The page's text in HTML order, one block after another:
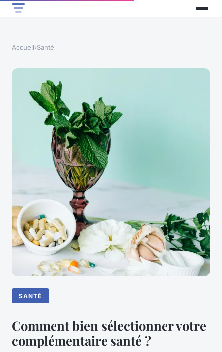
Accueil›Santé
SANTÉ
Comment bien sélectionner votre
complémentaire santé ?